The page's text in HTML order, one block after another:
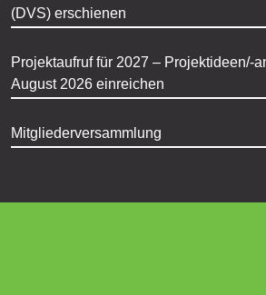
(DVS) erschienen
Projektaufruf für 2027 – Projektideen/-
August 2026 einreichen
Mitgliederversammlung